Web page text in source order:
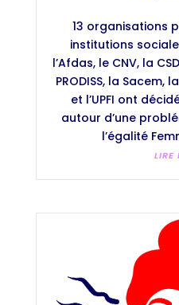
13 organisations
institutions
l’Afdas, le CNV, la
PRODISS, la Sacem, la
et l’UPFI ont
autour d’une
l’égalité
LIRE